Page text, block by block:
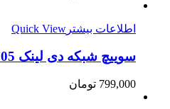
اطلاعات بیشتر Quick View
سوییچ شبکه دی لینک DGS-105
799,000 تومان